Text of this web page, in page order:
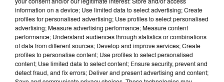
ensemble.
Pour jouer, écoutez Adrien et Claire dans"Debout
c'est L'heure"entre 6h et 9h et appelez le0892 12
8000.
Le gagnant sera contacté par téléphone.
information on a device; Use limited data to select advertising; Create
profiles for personalised advertising; Use profiles to select personalised
advertising; Measure advertising performance; Measure content
performance; Understand audiences through statistics or combinations
of data from different sources; Develop and improve services; Create
profiles to personalise content; Use profiles to select personalised
content; Use limited data to select content; Ensure security, prevent and
detect fraud, and fix errors; Deliver and present advertising and content;